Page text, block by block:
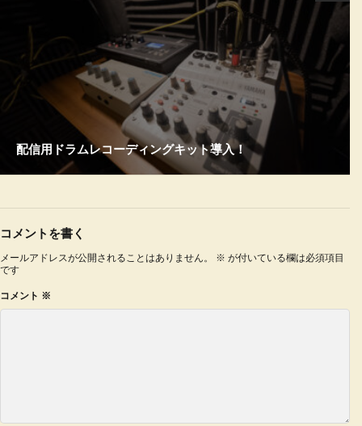
配信用ドラムレコーディングキット導入！
コメントを書く
メールアドレスが公開されることはありません。 ※ が付いている欄は必須項目
です
コメント ※